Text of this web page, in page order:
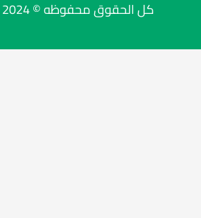
كل الحقوق محفوظه © 2024